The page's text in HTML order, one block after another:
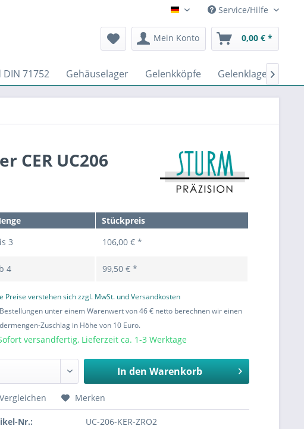
Deutsch Service/Hilfe
Mein Konto 0,00 € *
71752 Gehäuselager Gelenkköpfe Gelenklager DIN

CER UC206
Stückpreis
3 106,00 € *
4 99,50 € *
Preise verstehen sich zzgl. MwSt. und Versandkosten
unter einem Warenwert von 46 € netto berechnen wir einen
Zuschlag in Höhe von 10 Euro.
versandfertig, Lieferzeit ca. 1-3 Werktage
In den Warenkorb
Vergleichen Merken
Nr.: UC-206-KER-ZRO2